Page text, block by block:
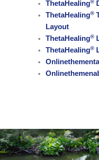
ThetaHealing®
ThetaHealing®
Layout
ThetaHealing®
ThetaHealing®